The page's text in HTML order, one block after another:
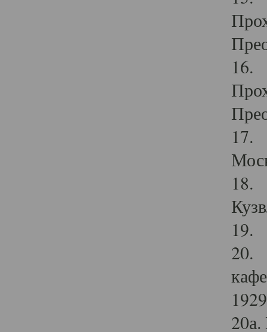
16.
17.
18.
19.
20.